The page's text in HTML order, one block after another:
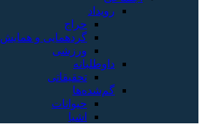
رویداد
حراج
گردهمایی و همایش
ورزشی
داوطلبانه
تحقیقاتی
گم‌شده‌ها
حیوانات
اشیا